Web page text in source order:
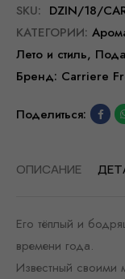
SKU: DZIN/18/
КАТЕГОРИИ:
Лето и стиль,
Бренд: Carriere
Поделиться:
ОПИСАНИЕ
Его тёплый и
времени года.
Известный своими